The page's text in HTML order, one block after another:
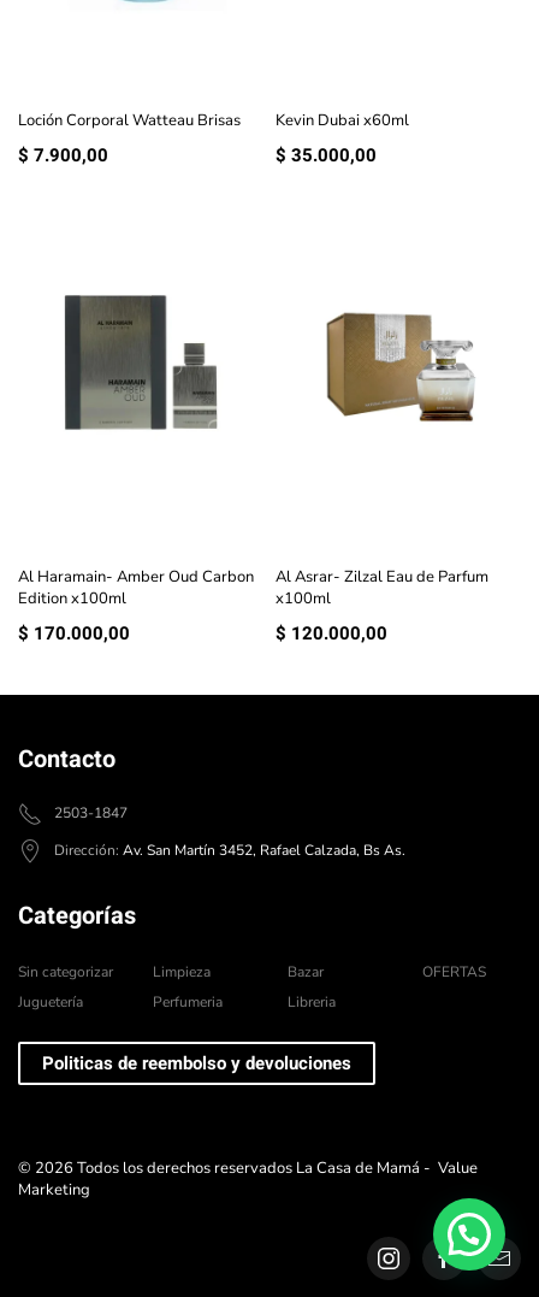
Loción Corporal Watteau Brisas
$ 7.900,00
Kevin Dubai x60ml
$ 35.000,00
Al Haramain- Amber Oud Carbon
Edition x100ml
$ 170.000,00
Al Asrar- Zilzal Eau de Parfum
x100ml
$ 120.000,00
Contacto
2503-1847
Dirección: Av. San Martín 3452, Rafael Calzada, Bs As.
Categorías
Sin categorizar
Juguetería
Limpieza
Perfumeria
Bazar
Libreria
OFERTAS
Politicas de reembolso y devoluciones
© 2026 Todos los derechos reservados La Casa de Mamá - Value
Marketing